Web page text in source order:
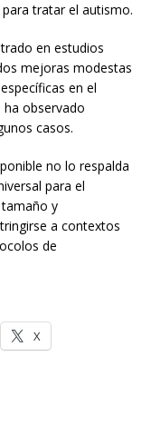
tratar el autismo.
en estudios
mejoras modestas
en el
observado
casos.
no lo respalda
para el
y
a contextos
de
X